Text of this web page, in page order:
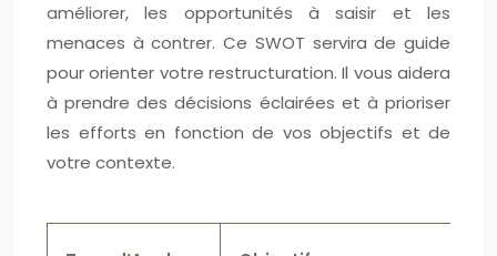
améliorer, les opportunités à saisir et les
menaces à contrer. Ce SWOT servira de guide
pour orienter votre restructuration. Il vous aidera
à prendre des décisions éclairées et à prioriser
les efforts en fonction de vos objectifs et de
votre contexte.